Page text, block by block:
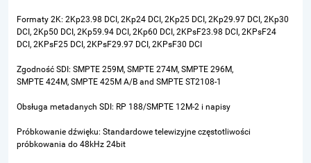
Formaty 2K: 2Kp23.98 DCI, 2Kp24 DCI, 2Kp25 DCI, 2Kp29.97 DCI, 2Kp30
DCI, 2Kp50 DCI, 2Kp59.94 DCI, 2Kp60 DCI, 2KPsF23.98 DCI, 2KPsF24
DCI, 2KPsF25 DCI, 2KPsF29.97 DCI, 2KPsF30 DCI
Zgodność SDI: SMPTE 259M, SMPTE 274M, SMPTE 296M,
SMPTE 424M, SMPTE 425M A/B and SMPTE ST2108-1
Obsługa metadanych SDI: RP 188/SMPTE 12M-2 i napisy
Próbkowanie dźwięku: Standardowe telewizyjne częstotliwości
próbkowania do 48kHz 24bit